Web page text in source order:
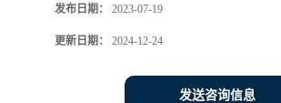
发布日期： 2023-07-19
更新日期： 2024-12-24
发送咨询信息